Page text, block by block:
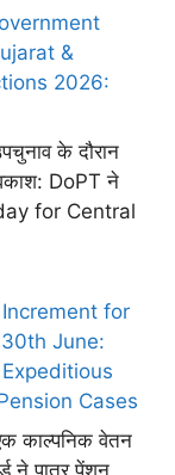
&
2026:
के दौरान
DoPT ने
for Central
for
June:
Cases
काल्पनिक वेतन
ने पात्र पेंशन